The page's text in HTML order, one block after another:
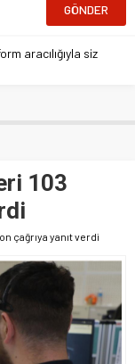
aracılığıyla siz
103
çağrıya yanıt verdi